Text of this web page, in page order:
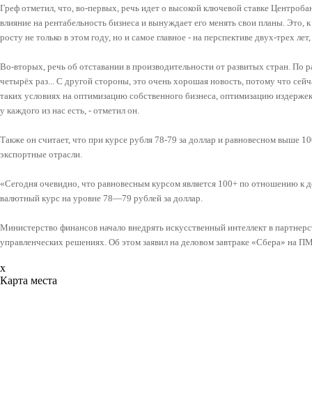
Греф отметил, что, во-первых, речь идет о высокой ключевой ставке
влияние на рентабельность бизнеса и вынуждает его менять свои планы. Это,
росту не только в этом году, но и самое главное - на перспективе двух-трех лет,
Во-вторых, речь об отставании в производительности от развитых стран. По
четырёх раз... С другой стороны, это очень хорошая новость, потому что
таких условиях на оптимизацию собственного бизнеса, оптимизацию
у каждого из нас есть, - отметил он.
Также он считает, что при курсе рубля 78-79 за доллар и равновесном выше
экспортные отрасли.
«Сегодня очевидно, что равновесным курсом является 100+ по отношению к
валютный курс на уровне 78—79 рублей за доллар.
Министерство финансов начало внедрять искусственный интеллект в
управленческих решениях. Об этом заявил на деловом завтраке «Сбера» на
x
Карта места